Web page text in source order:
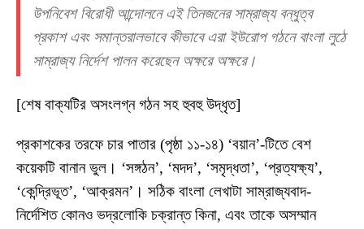
উপনিবেশ বিরোধী আন্দোলনে এই তিনজনের সাম্রাজ্য বন্ধুত্ব
প্রকাশ এবং সমান্তরালভাবে কীভাবে এরা ইউরোপ গঠনে বাংলা লুঠে
সাম্রাজ্য নির্দেশ পালন করেছেন অক্ষরে অক্ষরে।
[শেষ বাক্যটির অসংলগ্ন গঠন সহ হুবহু উদ্ধৃত]
প্রকাশকের তরফে চার পাতার (পৃষ্ঠা ১১-১৪) ‘বয়ান’-টিতে বেশ
কয়েকটি বানান ভুল। ‘সঙ্গঠন’, ‘মদদ’, ‘সমৃদ্ধতা’, ‘প্রত্যক্ষ্য’,
‘কেন্দ্রিভূত’, ‘আক্রমন’। সঠিক বাংলা লেখাটা সাম্রাজ্যবাদ-
নির্দেশিত কোনও ভদ্রলোকি চক্রান্ত কিনা, এবং তাকে অসম্মান